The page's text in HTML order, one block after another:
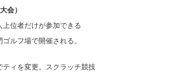
会）
人上位者だけが参加できる
ルフ場で開催される。
ィを変更。スクラッチ競技